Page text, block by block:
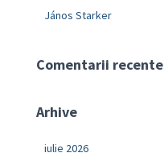
János Starker
Comentarii recente
Arhive
iulie 2026